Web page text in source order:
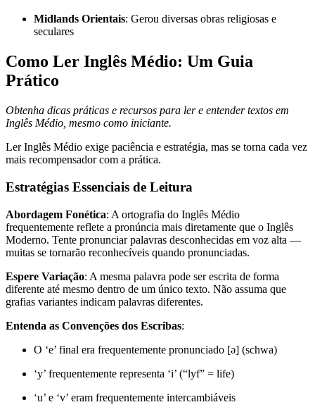
Midlands Orientais: Gerou diversas obras religiosas e
seculares
Como Ler Inglês Médio: Um Guia
Prático
Obtenha dicas práticas e recursos para ler e entender textos em
Inglês Médio, mesmo como iniciante.
Ler Inglês Médio exige paciência e estratégia, mas se torna cada vez
mais recompensador com a prática.
Estratégias Essenciais de Leitura
Abordagem Fonética: A ortografia do Inglês Médio
frequentemente reflete a pronúncia mais diretamente que o Inglês
Moderno. Tente pronunciar palavras desconhecidas em voz alta —
muitas se tornarão reconhecíveis quando pronunciadas.
Espere Variação: A mesma palavra pode ser escrita de forma
diferente até mesmo dentro de um único texto. Não assuma que
grafias variantes indicam palavras diferentes.
Entenda as Convenções dos Escribas:
O ‘e’ final era frequentemente pronunciado [ə] (schwa)
‘y’ frequentemente representa ‘i’ (“lyf” = life)
‘u’ e ‘v’ eram frequentemente intercambiáveis